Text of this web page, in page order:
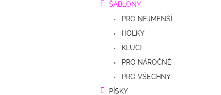
ŠABLONY
PRO NEJMENŠÍ
HOLKY
KLUCI
PRO NÁROČNÉ
PRO VŠECHNY
PÍSKY